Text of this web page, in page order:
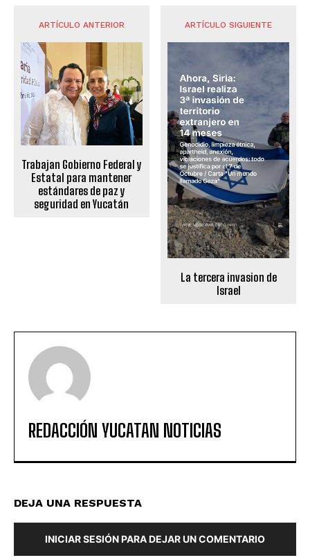
ARTÍCULO ANTERIOR
Trabajan Gobierno Federal y
Estatal para mantener
estándares de paz y
seguridad en Yucatán
ARTÍCULO SIGUIENTE
La tercera invasion de
Israel
REDACCIÓN YUCATAN NOTICIAS
DEJA UNA RESPUESTA
INICIAR SESIÓN PARA DEJAR UN COMENTARIO